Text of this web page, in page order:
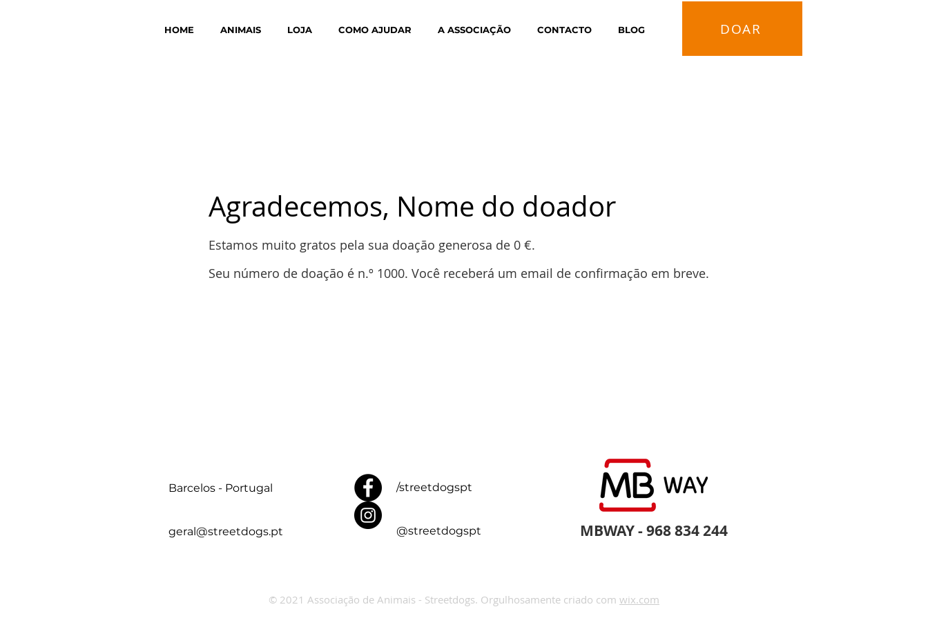
HOME ANIMAIS LOJA COMO AJUDAR A ASSOCIAÇÃO CONTACTO BLOG DOAR
Agradecemos, Nome do doador
Estamos muito gratos pela sua doação generosa de 0 €.
Seu número de doação é n.º 1000. Você receberá um email de confirmação em breve.
Barcelos - Portugal
geral@streetdogs.pt
/streetdogspt
@streetdogspt MBWAY - 968 834 244
© 2021 Associação de Animais - Streetdogs. Orgulhosamente criado com wix.com